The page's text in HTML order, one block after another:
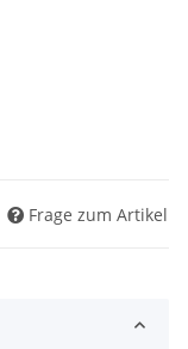
Frage zum Artikel